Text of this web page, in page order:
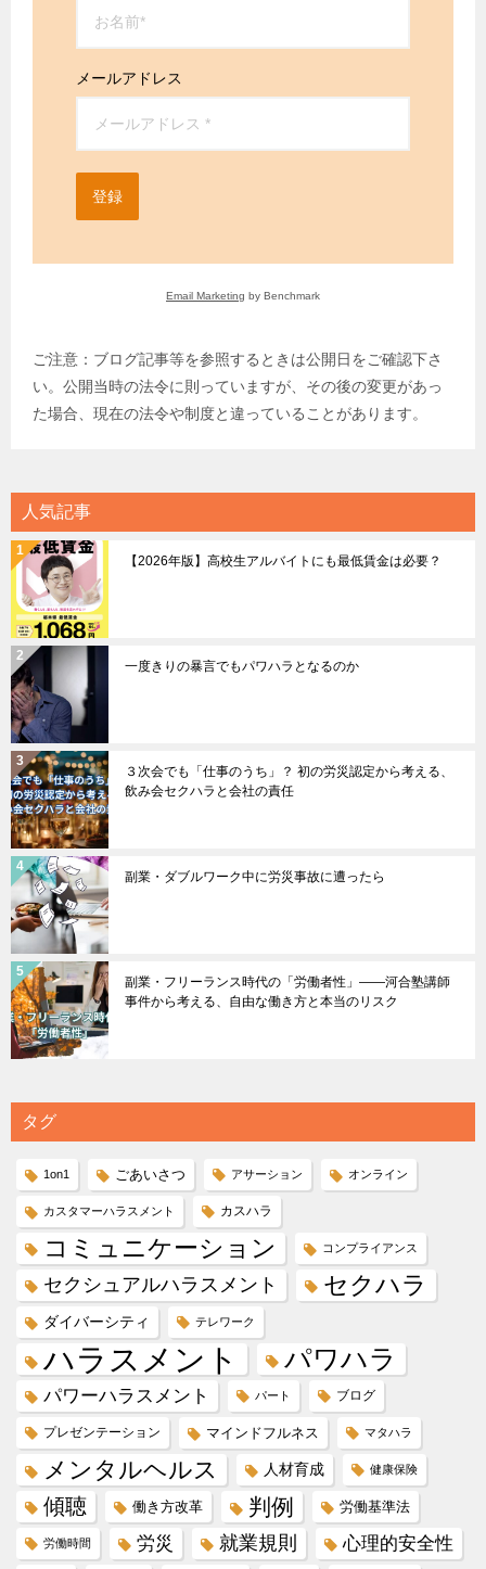
メールアドレス
登録
Email Marketing by Benchmark
ご注意：ブログ記事等を参照するときは公開日をご確認下さ
い。公開当時の法令に則っていますが、その後の変更があっ
た場合、現在の法令や制度と違っていることがあります。
人気記事
【2026年版】高校生アルバイトにも最低賃金は必要？
一度きりの暴言でもパワハラとなるのか
３次会でも「仕事のうち」？ 初の労災認定から考える、
飲み会セクハラと会社の責任
副業・ダブルワーク中に労災事故に遭ったら
副業・フリーランス時代の「労働者性」――河合塾講師
事件から考える、自由な働き方と本当のリスク
タグ
1on1 ごあいさつ アサーション オンライン
カスタマーハラスメント カスハラ
コミュニケーション コンプライアンス
セクシュアルハラスメント セクハラ
ダイバーシティ テレワーク
ハラスメント パワハラ
パワーハラスメント パート ブログ
プレゼンテーション マインドフルネス マタハラ
メンタルヘルス 人材育成 健康保険
傾聴 働き方改革 判例 労働基準法
労働時間 労災 就業規則 心理的安全性